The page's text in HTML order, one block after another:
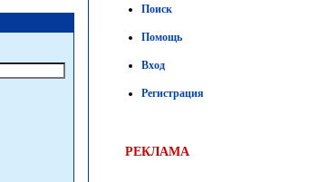
Поиск
Помощь
Вход
Регистрация
РЕКЛАМА